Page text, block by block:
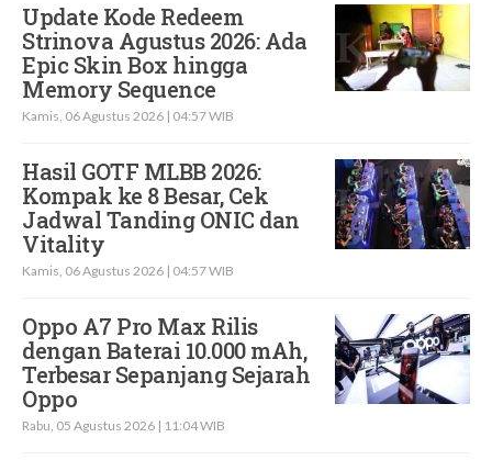
Update Kode Redeem
Strinova Agustus 2026: Ada
Epic Skin Box hingga
Memory Sequence
Kamis, 06 Agustus 2026 | 04:57 WIB
Hasil GOTF MLBB 2026:
Kompak ke 8 Besar, Cek
Jadwal Tanding ONIC dan
Vitality
Kamis, 06 Agustus 2026 | 04:57 WIB
Oppo A7 Pro Max Rilis
dengan Baterai 10.000 mAh,
Terbesar Sepanjang Sejarah
Oppo
Rabu, 05 Agustus 2026 | 11:04 WIB